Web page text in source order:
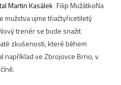
Martin Kasálek Filip MužátkoNa
mužstva ujme třiačtyřicetiletý
trenér se bude snažit
zkušenosti, které během
například ve Zbrojovce Brno, v